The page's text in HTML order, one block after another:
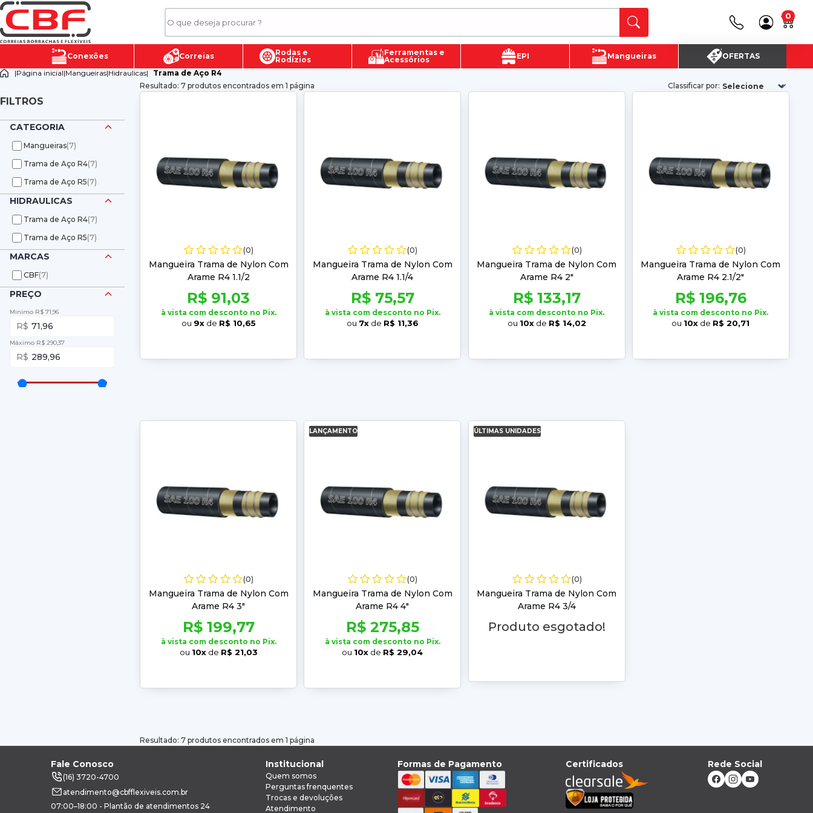
Canais de Atendimento
(16) 3720 - 4700
0
Conexões Correias
Rodas e
Rodízios
Ferramentas e
Acessórios
EPI Mangueiras
OFERTAS
|Página inicial|Mangueiras|Hidraulicas| Trama de Aço R4
FILTROS
CATEGORIA
Mangueiras(7)
Trama de Aço R4(7)
Trama de Aço R5(7)
HIDRAULICAS
Trama de Aço R4(7)
Trama de Aço R5(7)
MARCAS
CBF(7)
PREÇO
Minimo R$ 71,96
71,96
Máximo R$ 290,37
289,96
Resultado: 7 produtos encontrados em 1 página Classificar por:
(0)
Mangueira Trama de Nylon Com
Arame R4 1.1/2
R$ 91,03
à vista com desconto no Pix.
ou 9xde R$ 10,65
(0)
Mangueira Trama de Nylon Com
Arame R4 1.1/4
R$ 75,57
à vista com desconto no Pix.
ou 7xde R$ 11,36
(0)
Mangueira Trama de Nylon Com
Arame R4 2"
R$ 133,17
à vista com desconto no Pix.
ou 10xde R$ 14,02
(0)
Mangueira Trama de Nylon Com
Arame R4 2.1/2"
R$ 196,76
à vista com desconto no Pix.
ou 10x de R$ 20,71
(0)
Mangueira Trama de Nylon Com
Arame R4 3"
R$ 199,77
à vista com desconto no Pix.
ou 10xde R$ 21,03
LANÇAMENTO
(0)
Mangueira Trama de Nylon Com
Arame R4 4"
R$ 275,85
à vista com desconto no Pix.
ou 10x de R$ 29,04
ÚLTIMAS UNIDADES
(0)
Mangueira Trama de Nylon Com
Arame R4 3/4
Produto esgotado!
Resultado: 7 produtos encontrados em 1 página
Fale Conosco
(16) 3720-4700
atendimento@cbfflexiveis.com.br
07:00–18:00 - Plantão de atendimentos 24
Institucional
Quem somos
Perguntas frenquentes
Trocas e devoluções
Atendimento
Formas de Pagamento Certificados Rede Social